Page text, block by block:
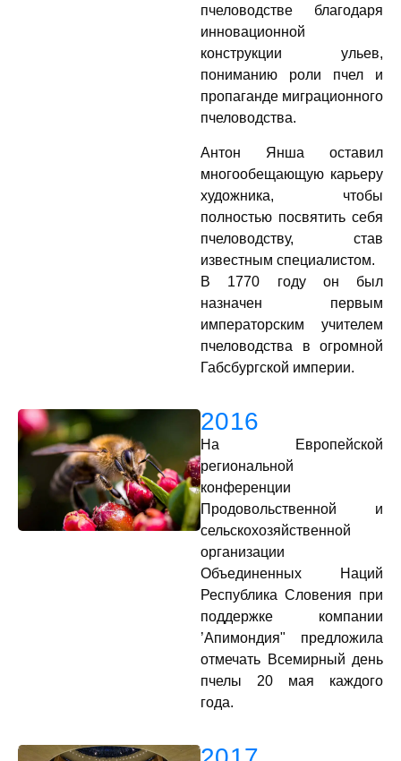
пчеловодстве благодаря
инновационной
конструкции ульев,
пониманию роли пчел и
пропаганде миграционного
пчеловодства.
Антон Янша оставил
многообещающую карьеру
художника, чтобы
полностью посвятить себя
пчеловодству, став
известным специалистом.
В 1770 году он был
назначен первым
императорским учителем
пчеловодства в огромной
Габсбургской империи.
2016
На Европейской
региональной
конференции
Продовольственной и
сельскохозяйственной
организации
Объединенных Наций
Республика Словения при
поддержке компании
’Апимондия" предложила
отмечать Всемирный день
пчелы 20 мая каждого
года.